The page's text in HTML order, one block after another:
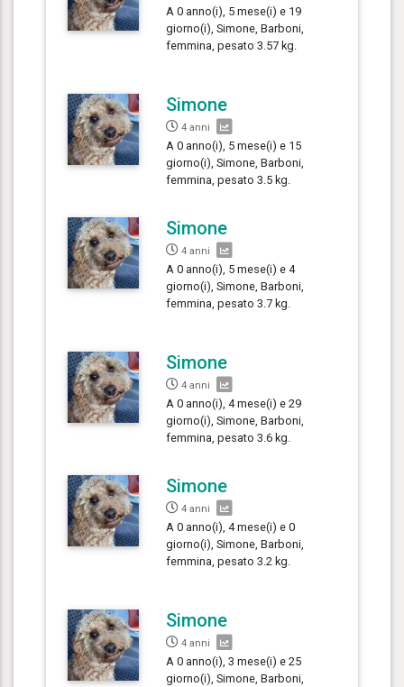
A 0 anno(i), 5 mese(i) e 19
giorno(i), Simone, Barboni,
femmina, pesato 3.57 kg.
Simone
4 anni
A 0 anno(i), 5 mese(i) e 15
giorno(i), Simone, Barboni,
femmina, pesato 3.5 kg.
Simone
4 anni
A 0 anno(i), 5 mese(i) e 4
giorno(i), Simone, Barboni,
femmina, pesato 3.7 kg.
Simone
4 anni
A 0 anno(i), 4 mese(i) e 29
giorno(i), Simone, Barboni,
femmina, pesato 3.6 kg.
Simone
4 anni
A 0 anno(i), 4 mese(i) e 0
giorno(i), Simone, Barboni,
femmina, pesato 3.2 kg.
Simone
4 anni
A 0 anno(i), 3 mese(i) e 25
giorno(i), Simone, Barboni,